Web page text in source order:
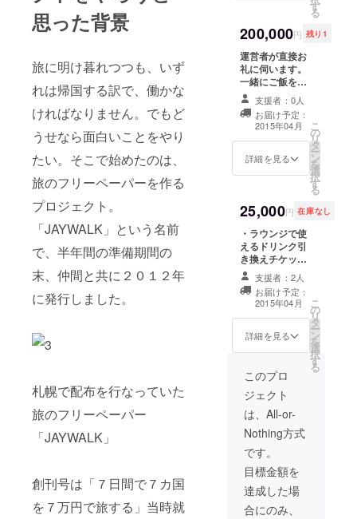
思った背景
旅に明け暮れつつも、いず
れは帰国する訳で、働かな
ければなりません。でもど
うせなら面白いことをやり
たい。そこで始めたのは、
旅のフリーペーパーを作る
プロジェクト。
「JAYWALK」という名前
で、半年間の準備期間の
末、仲間と共に２０１２年
に発行しました。
札幌で配布を行なっていた
旅のフリーペーパー
「JAYWALK」
創刊号は「７日間で７カ国
を７万円で旅する」当時就
泊年間パスポー
トを発行。
す
る
200,000円 残り1
運営者が直接お
礼に伺います。
一緒にご飯を食
べ、お話し、乾
杯しましょう。
支援者：0人
お届け予定：
2015年04月
詳細を見る
こ
の
リ
タ
ー
ン
を
選
択
す
る
25,000円 在庫なし
・ラウンジで使
えるドリンク引
き換えチケッ
ト。 ・ホーム
ページとラウン
ジに支援者とし
てあなたのお名
前を記載。 ・運
営者より感謝の
宿泊券（３泊
分） ・一階ラウ
ンジ貸切権利
支援者：2人
お届け予定：
2015年04月
詳細を見る
こ
の
リ
タ
ー
ン
を
選
択
す
る
このプロ
ジェクト
は、All-or-
Nothing方式
です。
目標金額を
達成した場
合にのみ、